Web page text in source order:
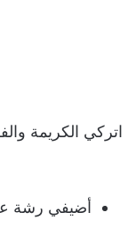
اتركي الكريمة
أضيفي رشة